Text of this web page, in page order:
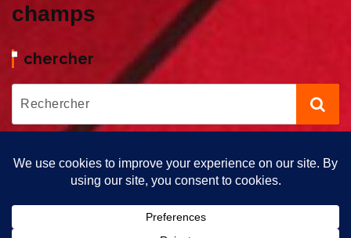
champs
chercher